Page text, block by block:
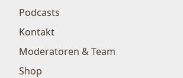
Podcasts
Kontakt
Moderatoren & Team
Shop